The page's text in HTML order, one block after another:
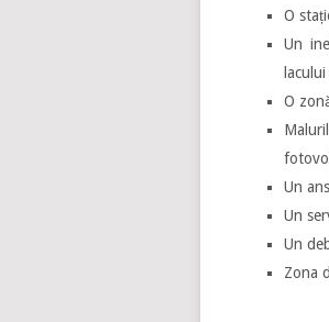
O
Un
O
Un
Un
Un
Zona